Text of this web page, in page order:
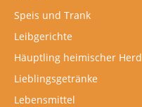
Speis und Trank
Leibgerichte
Häuptling heimischer Herd
Lieblingsgetränke
Lebensmittel